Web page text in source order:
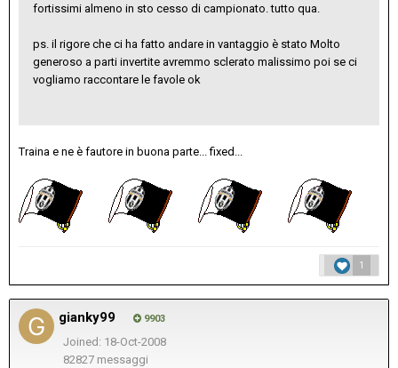
fortissimi almeno in sto cesso di campionato. tutto qua.
ps. il rigore che ci ha fatto andare in vantaggio è stato Molto
generoso a parti invertite avremmo sclerato malissimo poi se ci
vogliamo raccontare le favole ok
Traina e ne è fautore in buona parte... fixed...
1
gianky99 9903
Joined: 18-Oct-2008
82827 messaggi